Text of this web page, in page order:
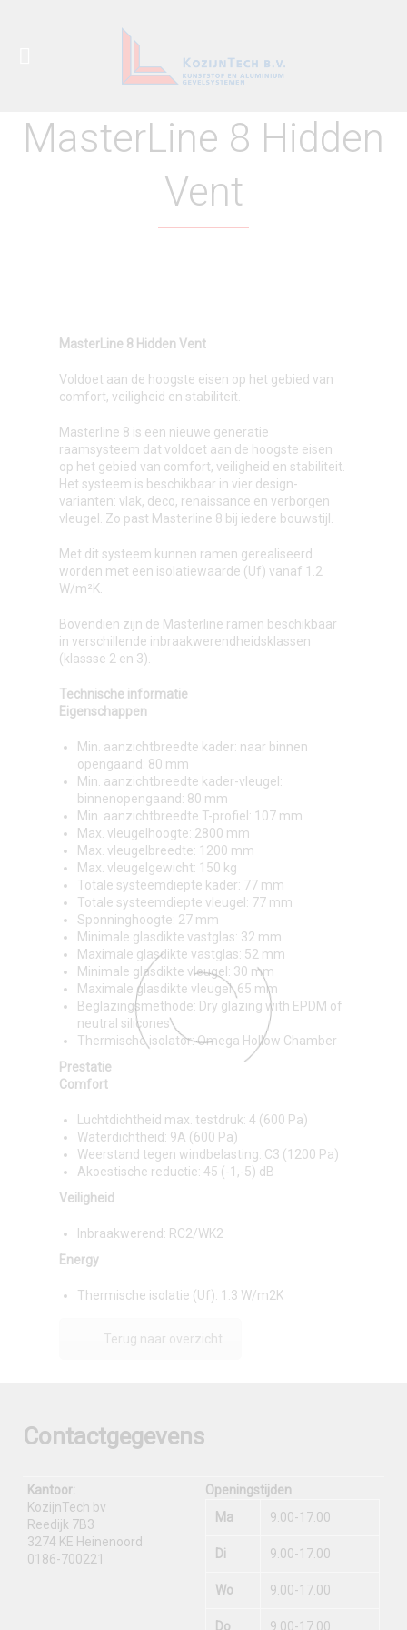
MasterLine 8 Hidden
Vent
MasterLine 8 Hidden Vent
Voldoet aan de hoogste eisen op het gebied van
comfort, veiligheid en stabiliteit.
Masterline 8 is een nieuwe generatie
raamsysteem dat voldoet aan de hoogste eisen
op het gebied van comfort, veiligheid en stabiliteit.
Het systeem is beschikbaar in vier design-
varianten: vlak, deco, renaissance en verborgen
vleugel. Zo past Masterline 8 bij iedere bouwstijl.
Met dit systeem kunnen ramen gerealiseerd
worden met een isolatiewaarde (Uf) vanaf 1.2
W/m²K.
Bovendien zijn de Masterline ramen beschikbaar
in verschillende inbraakwerendheidsklassen
(klassse 2 en 3).
Technische informatie
Eigenschappen
Min. aanzichtbreedte kader: naar binnen
opengaand: 80 mm
Min. aanzichtbreedte kader-vleugel:
binnenopengaand: 80 mm
Min. aanzichtbreedte T-profiel: 107 mm
Max. vleugelhoogte: 2800 mm
Max. vleugelbreedte: 1200 mm
Max. vleugelgewicht: 150 kg
Totale systeemdiepte kader: 77 mm
Totale systeemdiepte vleugel: 77 mm
Sponninghoogte: 27 mm
Minimale glasdikte vastglas: 32 mm
Maximale glasdikte vastglas: 52 mm
Minimale glasdikte vleugel: 30 mm
Maximale glasdikte vleugel: 65 mm
Beglazingsmethode: Dry glazing with EPDM of
neutral silicones
Thermische isolator: Omega Hollow Chamber
Prestatie
Comfort
Luchtdichtheid max. testdruk: 4 (600 Pa)
Waterdichtheid: 9A (600 Pa)
Weerstand tegen windbelasting: C3 (1200 Pa)
Akoestische reductie: 45 (-1,-5) dB
Veiligheid
Inbraakwerend: RC2/WK2
Energy
Thermische isolatie (Uf): 1.3 W/m2K
Terug naar overzicht
Contactgegevens
Kantoor:
KozijnTech bv
Reedijk 7B3
3274 KE Heinenoord
0186-700221
Openingstijden
Ma
9.00-17.00
Di 9.00-17.00
Wo 9.00-17.00
Do 9.00-17.00